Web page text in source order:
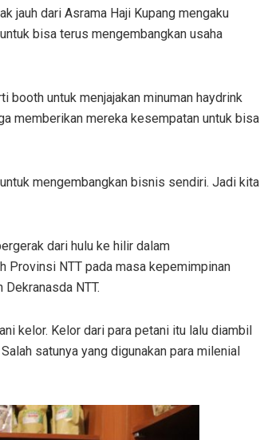
jauh dari Asrama Haji Kupang mengaku
bisa terus mengembangkan usaha
booth untuk menjajakan minuman haydrink
memberikan mereka kesempatan untuk bisa
mengembangkan bisnis sendiri. Jadi kita
dari hulu ke hilir dalam
Provinsi NTT pada masa kepemimpinan
NTT.
kelor. Kelor dari para petani itu lalu diambil
satunya yang digunakan para milenial